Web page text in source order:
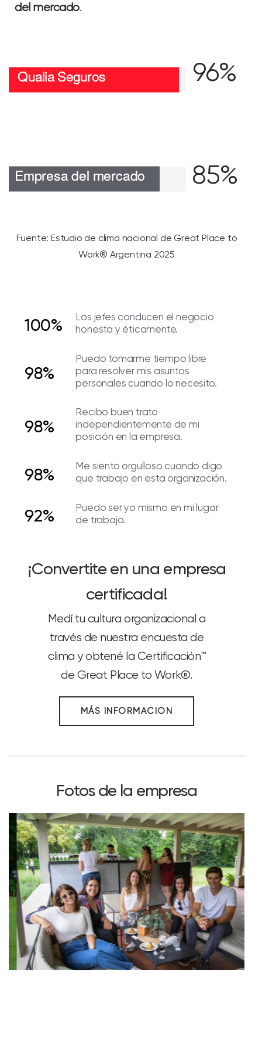
del mercado.
96%
85%
Fuente: Estudio de clima nacional de Great Place to
Work® Argentina 2025
100%
Los jefes conducen el negocio
honesta y éticamente.
98%
Puedo tomarme tiempo libre
para resolver mis asuntos
personales cuando lo necesito.
98%
Recibo buen trato
independientemente de mi
posición en la empresa.
98%
Me siento orgulloso cuando digo
que trabajo en esta organización.
92%
Puedo ser yo mismo en mi lugar
de trabajo.
¡Convertite en una empresa
certificada!
Medí tu cultura organizacional a
través de nuestra encuesta de
clima y obtené la Certificación™
de Great Place to Work®.
MÁS INFORMACIÓN
Fotos de la empresa